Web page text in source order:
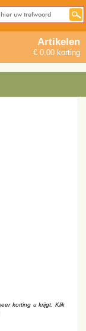
Artikelen
€ 0.00 korting
korting u krijgt. Klik